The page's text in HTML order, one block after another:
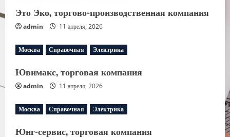
Это Эко, торгово-производственная компания
admin 11 апреля, 2026
Москва Справочная Электрика
Ювимакс, торговая компания
admin 11 апреля, 2026
Москва Справочная Электрика
Юнг-сервис, торговая компания